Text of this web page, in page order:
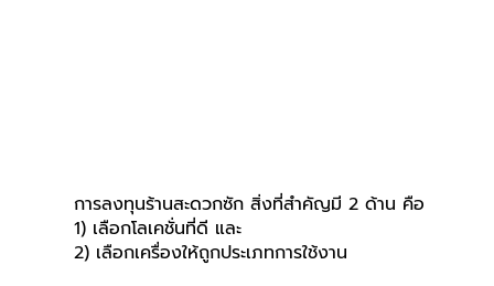
การลงทุนร้านสะดวกซัก สิ่งที่สำคัญมี 2 ด้าน คือ
1) เลือกโลเคชั่นที่ดี และ
2) เลือกเครื่องให้ถูกประเภทการใช้งาน